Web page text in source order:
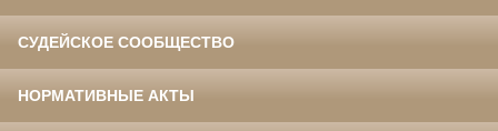
СУДЕЙСКОЕ СООБЩЕСТВО
НОРМАТИВНЫЕ АКТЫ